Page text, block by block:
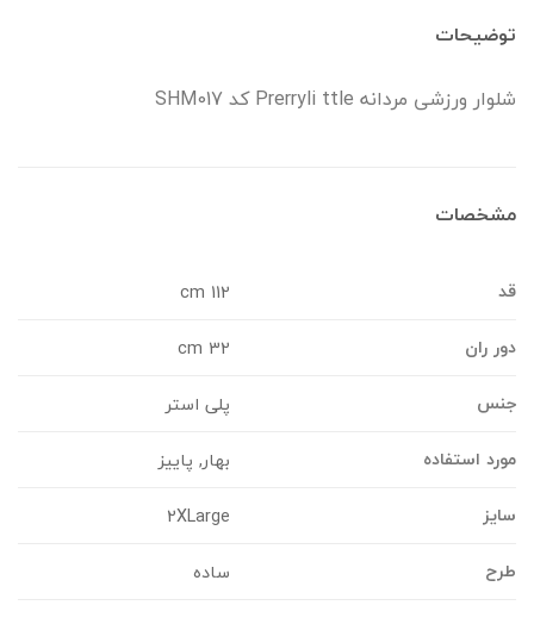
توضیحات
شلوار ورزشی مردانه Prerryli ttle کد SHM017
مشخصات
دور ران
32 cm
جنس
پلی استر
مورد استفاده
بهار, پاییز
سایز
2XLarge
طرح
ساده